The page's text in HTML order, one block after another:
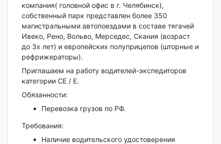
компания( головной офис в г. Челябинск),
собственный парк представлен более 350
магистральными автопоездами в составе тягачей
Ивеко, Рено, Вольво, Мерседес, Скания (возраст
до 3х лет) и европейских полуприцепов (шторные и
рефрижераторы).
Приглашаем на работу водителей-экспедиторов
категории СЕ / Е.
Обязанности:
Перевозка грузов по РФ.
Требования:
Наличие водительского удостоверения